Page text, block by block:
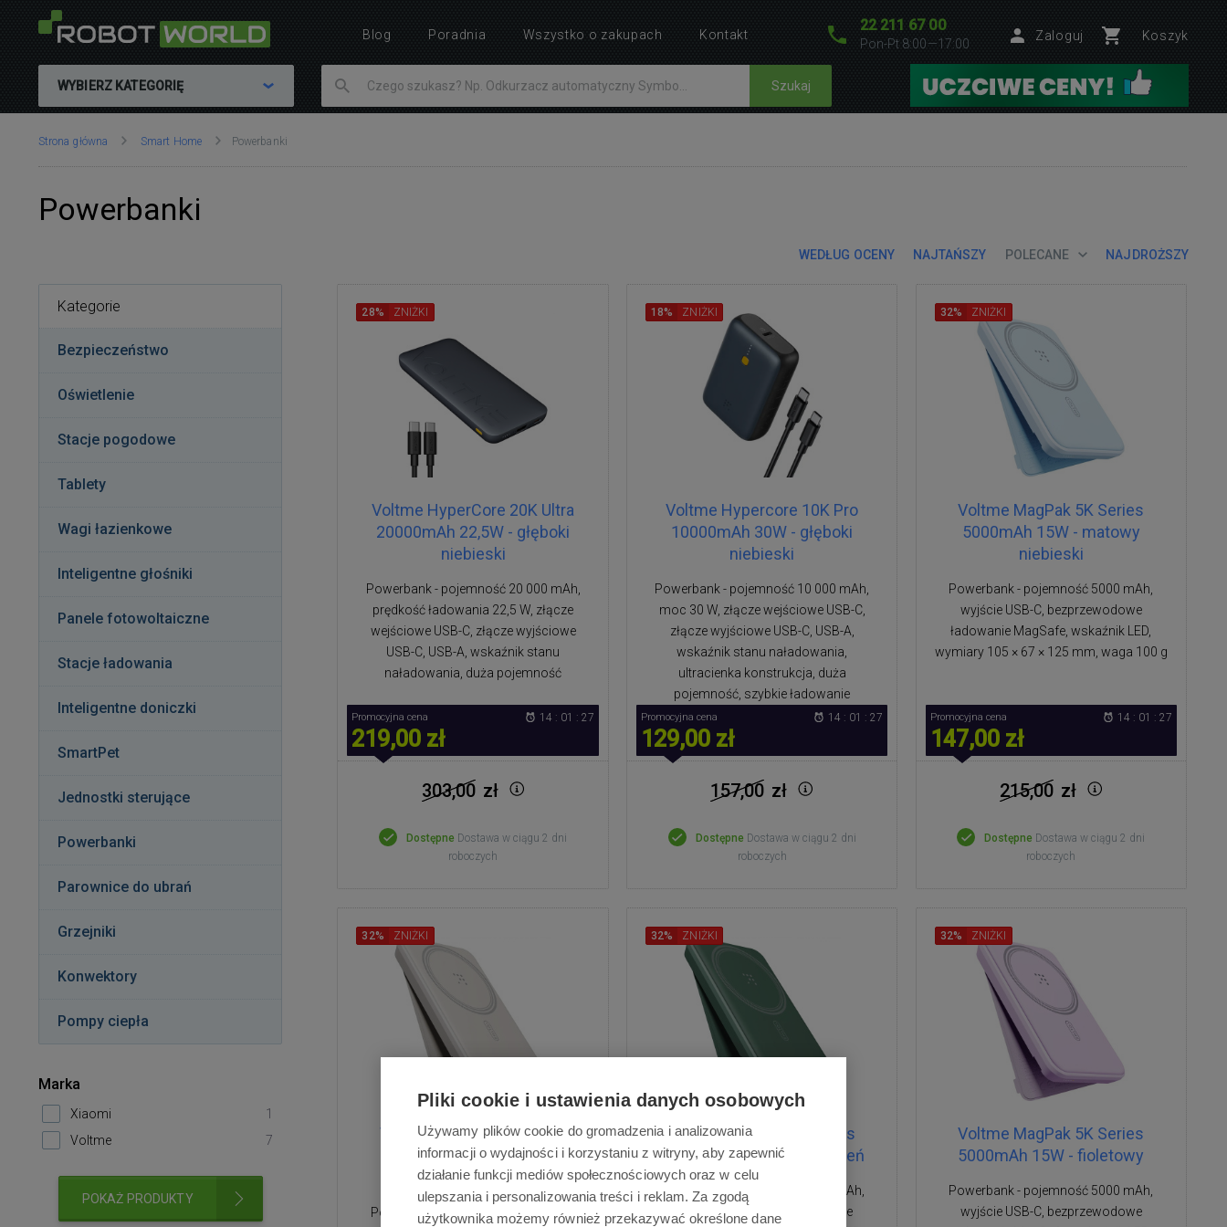
22 211 67 00
Pon-Pt 8:00—17:00
Zaloguj Koszyk
WYBIERZ KATEGORIĘ Szukaj
Znajdujesz
Strona główna Smart Home Powerbanki
Powerbanki
WEDŁUG OCENY NAJTAŃSZY POLECANE NAJDROŻSZY
Voltme HyperCore 20K Ultra
20000mAh 22,5W - głęboki
niebieski
Powerbank - pojemność 20 000 mAh,
prędkość ładowania 22,5 W, złącze
wejściowe USB-C, złącze wyjściowe
USB-C, USB-A, wskaźnik stanu
naładowania, duża pojemność
28% ZNIŻKI
Promocyjna cena
219,00 zł
14 : 01 : 27
303,00 zł
Dostępne Dostawa w ciągu 2 dni
roboczych
Voltme Hypercore 10K Pro
10000mAh 30W - głęboki
niebieski
Powerbank - pojemność 10 000 mAh,
moc 30 W, złącze wejściowe USB-C,
złącze wyjściowe USB-C, USB-A,
wskaźnik stanu naładowania,
ultracienka konstrukcja, duża
pojemność, szybkie ładowanie
18% ZNIŻKI
Promocyjna cena
129,00 zł
14 : 01 : 27
157,00 zł
Dostępne Dostawa w ciągu 2 dni
roboczych
Voltme MagPak 5K Series
5000mAh 15W - matowy
niebieski
Powerbank - pojemność 5000 mAh,
wyjście USB-C, bezprzewodowe
ładowanie MagSafe, wskaźnik LED,
wymiary 105 × 67 × 125 mm, waga 100 g
32% ZNIŻKI
Promocyjna cena
147,00 zł
14 : 01 : 27
215,00 zł
Dostępne Dostawa w ciągu 2 dni
roboczych
Voltme MagPak 5K Series
5000mAh 15W - gołębia
szarość
Powerbank - pojemność 5000 mAh,
32% ZNIŻKI
Voltme MagPak 5K Series
5000mAh 15W - leśna zieleń
Powerbank - pojemność 5000 mAh,
wyjście USB-C, bezprzewodowe
32% ZNIŻKI
Voltme MagPak 5K Series
5000mAh 15W - fioletowy
Powerbank - pojemność 5000 mAh,
wyjście USB-C, bezprzewodowe
32% ZNIŻKI
Kategorie
Bezpieczeństwo
Oświetlenie
Stacje pogodowe
Tablety
Wagi łazienkowe
Inteligentne głośniki
Panele fotowoltaiczne
Stacje ładowania
Inteligentne doniczki
SmartPet
Jednostki sterujące
Powerbanki
Parownice do ubrań
Grzejniki
Konwektory
Pompy ciepła
Marka
Xiaomi
1
Voltme
7
POKAŻ PRODUKTY
Blog Poradnia Wszystko o zakupach Kontakt
Pliki cookie i ustawienia danych osobowych
Używamy plików cookie do gromadzenia i analizowania
informacji o wydajności i korzystaniu z witryny, aby zapewnić
działanie funkcji mediów społecznościowych oraz w celu
ulepszania i personalizowania treści i reklam. Za zgodą
użytkownika możemy również przekazywać określone dane